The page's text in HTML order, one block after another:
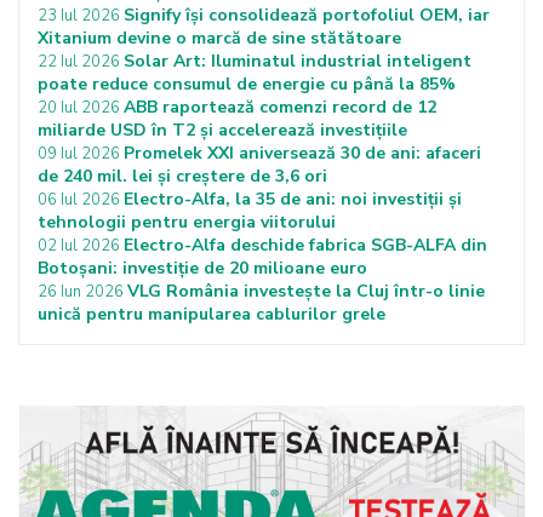
23 Iul 2026 Signify își consolidează portofoliul OEM, iar
Xitanium devine o marcă de sine stătătoare
22 Iul 2026 Solar Art: Iluminatul industrial inteligent
poate reduce consumul de energie cu până la 85%
20 Iul 2026 ABB raportează comenzi record de 12
miliarde USD în T2 și accelerează investițiile
09 Iul 2026 Promelek XXI aniversează 30 de ani: afaceri
de 240 mil. lei și creștere de 3,6 ori
06 Iul 2026 Electro-Alfa, la 35 de ani: noi investiții și
tehnologii pentru energia viitorului
02 Iul 2026 Electro-Alfa deschide fabrica SGB-ALFA din
Botoșani: investiție de 20 milioane euro
26 Iun 2026 VLG România investește la Cluj într-o linie
unică pentru manipularea cablurilor grele